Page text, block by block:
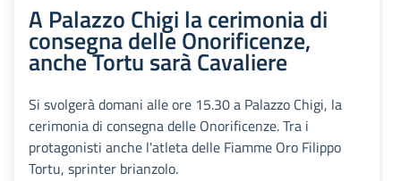
A Palazzo Chigi la cerimonia di
consegna delle Onorificenze,
anche Tortu sarà Cavaliere
Si svolgerà domani alle ore 15.30 a Palazzo Chigi, la
cerimonia di consegna delle Onorificenze. Tra i
protagonisti anche l'atleta delle Fiamme Oro Filippo
Tortu, sprinter brianzolo.